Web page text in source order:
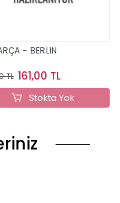
- BERLIN
TL 161,00 TL
Stokta Yok